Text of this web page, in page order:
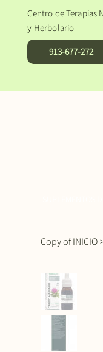
Centro de Terapias
y Herbolario
913-677-272
Copy of INICIO